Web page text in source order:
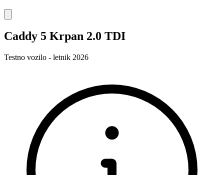
Caddy 5 Krpan 2.0 TDI
Testno vozilo - letnik 2026